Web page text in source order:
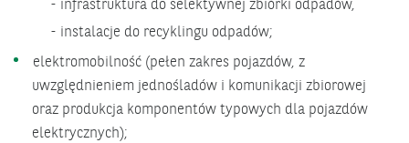
- infrastruktura do selektywnej zbiórki odpadów,
- instalacje do recyklingu odpadów;
elektromobilność (pełen zakres pojazdów, z
uwzględnieniem jednośladów i komunikacji zbiorowej
oraz produkcja komponentów typowych dla pojazdów
elektrycznych);